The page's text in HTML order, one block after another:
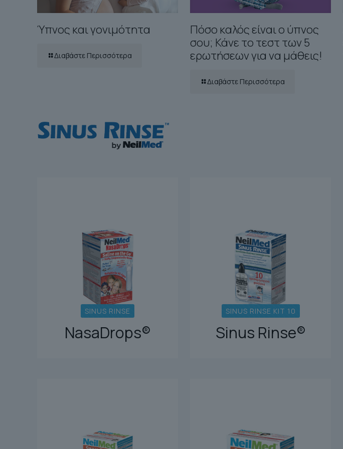
Ύπνος και γονιμότητα
Διαβάστε Περισσότερα
Πόσο καλός είναι ο ύπνος
σου; Κάνε το τεστ των 5
ερωτήσεων για να μάθεις!
Διαβάστε Περισσότερα
SINUS RINSE
NasaDrops®
SINUS RINSE KIT 10
Sinus Rinse®